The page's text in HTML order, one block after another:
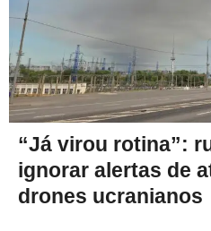
“Já virou rotina”:
ignorar alertas de
drones ucranianos